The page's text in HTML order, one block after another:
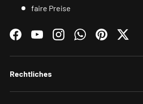
faire Preise
FacebookYouTubeInstagramWhatsAppPinterestTwitter
Rechtliches